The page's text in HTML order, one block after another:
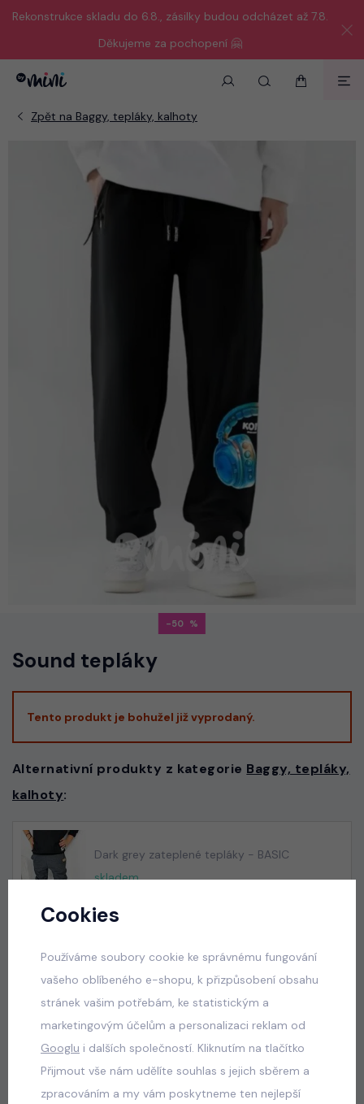
Rekonstrukce skladu do 6.8., zásilky budou odcházet až 7.8.
Děkujeme za pochopení 🤗
-50
Sound tepláky
Tento produkt je bohužel již vyprodaný.
Alternativní produkty z kategorie Baggy, tepláky,
kalhoty:
Dark grey zateplené tepláky - BASIC
skladem
Despacito biker tepláky acid wash black
skladem
599 Kč
Cookies
Používáme soubory cookie ke správnému fungování
vašeho oblíbeného e-shopu, k přizpůsobení obsahu
stránek vašim potřebám, ke statistickým a
marketingovým účelům a personalizaci reklam od
Googlu i dalších společností. Kliknutím na tlačítko
Přijmout vše nám udělíte souhlas s jejich sběrem a
zpracováním a my vám poskytneme ten nejlepší